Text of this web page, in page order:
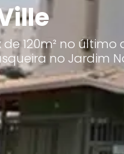
120m² no
no Jardim